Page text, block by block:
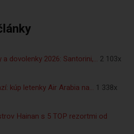
a dovolenky 2026: Santorini,… 2 103x
kúp letenky Air Arabia na… 1 338x
Hainan s 5 TOP rezortmi od